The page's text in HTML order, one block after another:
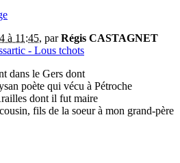
à 11:45, parRégis CASTAGNET
- Lous tchots
dans le Gers dont
poète qui vécu à Pétroche
dont il fut maire
fils de la soeur à mon grand-père